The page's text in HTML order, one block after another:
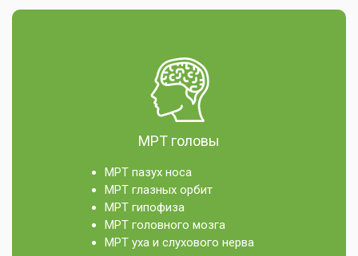
МРТ головы
МРТ пазух носа
МРТ глазных орбит
МРТ гипофиза
МРТ головного мозга
МРТ уха и слухового нерва